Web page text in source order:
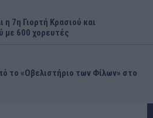
7η Γιορτή Κρασιού και
με 600 χορευτές
το «Οβελιστήριο των Φίλων» στο